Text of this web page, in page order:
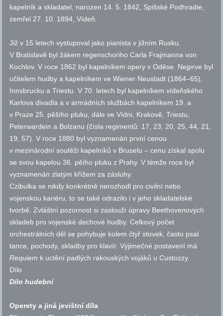
kapelník a skladatel, narozen 14. 5. 1842, Spišské Podhradie,
zemřel 27. 10. 1894, Vídeň.
Již v 15 letech vystupoval jako pianista v jižním Rusku.
V Bratislavě byl žákem regenschoriho Carla Frajmanna von
Kochlov. V roce 1862 byl kapelníkem opery v Oděse. Nejprve byl
učitelem hudby a kapelníkem ve Wiener Neustadt (1864–65),
Innsbrucku a Triestu. V 70. letech byl kapelníkem vídeňského
Karlova divadla a v armádních službách kapelníkem 19. a
v Praze 25. pěšího pluku, dále ve Vídni, Krakově, Triestu,
Peterwardein a Bolzanu (čísla regimentů: 17, 23, 20, 25, 44, 21,
19, 57). V roce 1880 byl vyznamenán první cenou
v mezinárodní soutěži kapelníků v Bruselu – cenu získal spolu
se svou kapelou 36. pěího pluku z Prahy. V témže roce byl
vyznamenán zlatým křížem za zásluhy.
Czibulka se nikdy konkrétně nerozhodl pro civilní nebo
vojenskou kariéru, to se také odrazilo i v jeho skladatelské
tvorbě. Zvláštní pozornost si zaslouží úpravy Beethovenových
skladeb pro vojenské dechové hudby. Celkový počet
orchestrálních děl se pohybuje kolem čtyř stovek, často psal
tance, pochody, skladby pro klavír. Výjimečné postavení má
Requiem k uctění padlých rakouských vojáků u Custozzy.
Dílo
Dílo hudební
Operety a jiná jevištní díla